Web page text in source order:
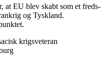
at EU blev skabt som et freds-
og Tyskland.
krigsveteran